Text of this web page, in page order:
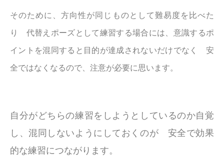
そのために、方向性が同じものとして難易度を比べた
り 代替えポーズとして練習する場合には、意識するポ
イントを混同すると目的が達成されないだけでなく 安
全ではなくなるので、注意が必要に思います。
自分がどちらの練習をしようとしているのか自覚
し、混同しないようにしておくのが 安全で効果
的な練習につながります。